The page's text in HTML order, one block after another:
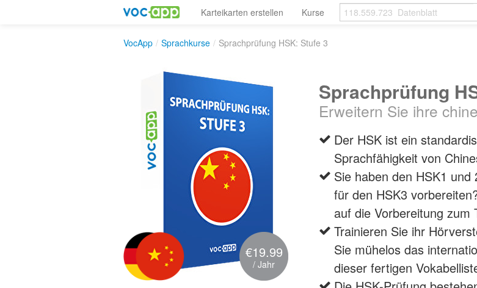
Karteikarten erstellen Kurse
VocApp / Sprachkurse / Sprachprüfung HSK: Stufe 3
€19.99
/ Jahr
Sprachprüfung
Erweitern Sie ihre
Der HSK ist ein
Sprachfähigkeit von
Sie haben den HSK1
für den HSK3
auf die Vorbereitung zum
Trainieren Sie ihr
Sie mühelos das
dieser fertigen